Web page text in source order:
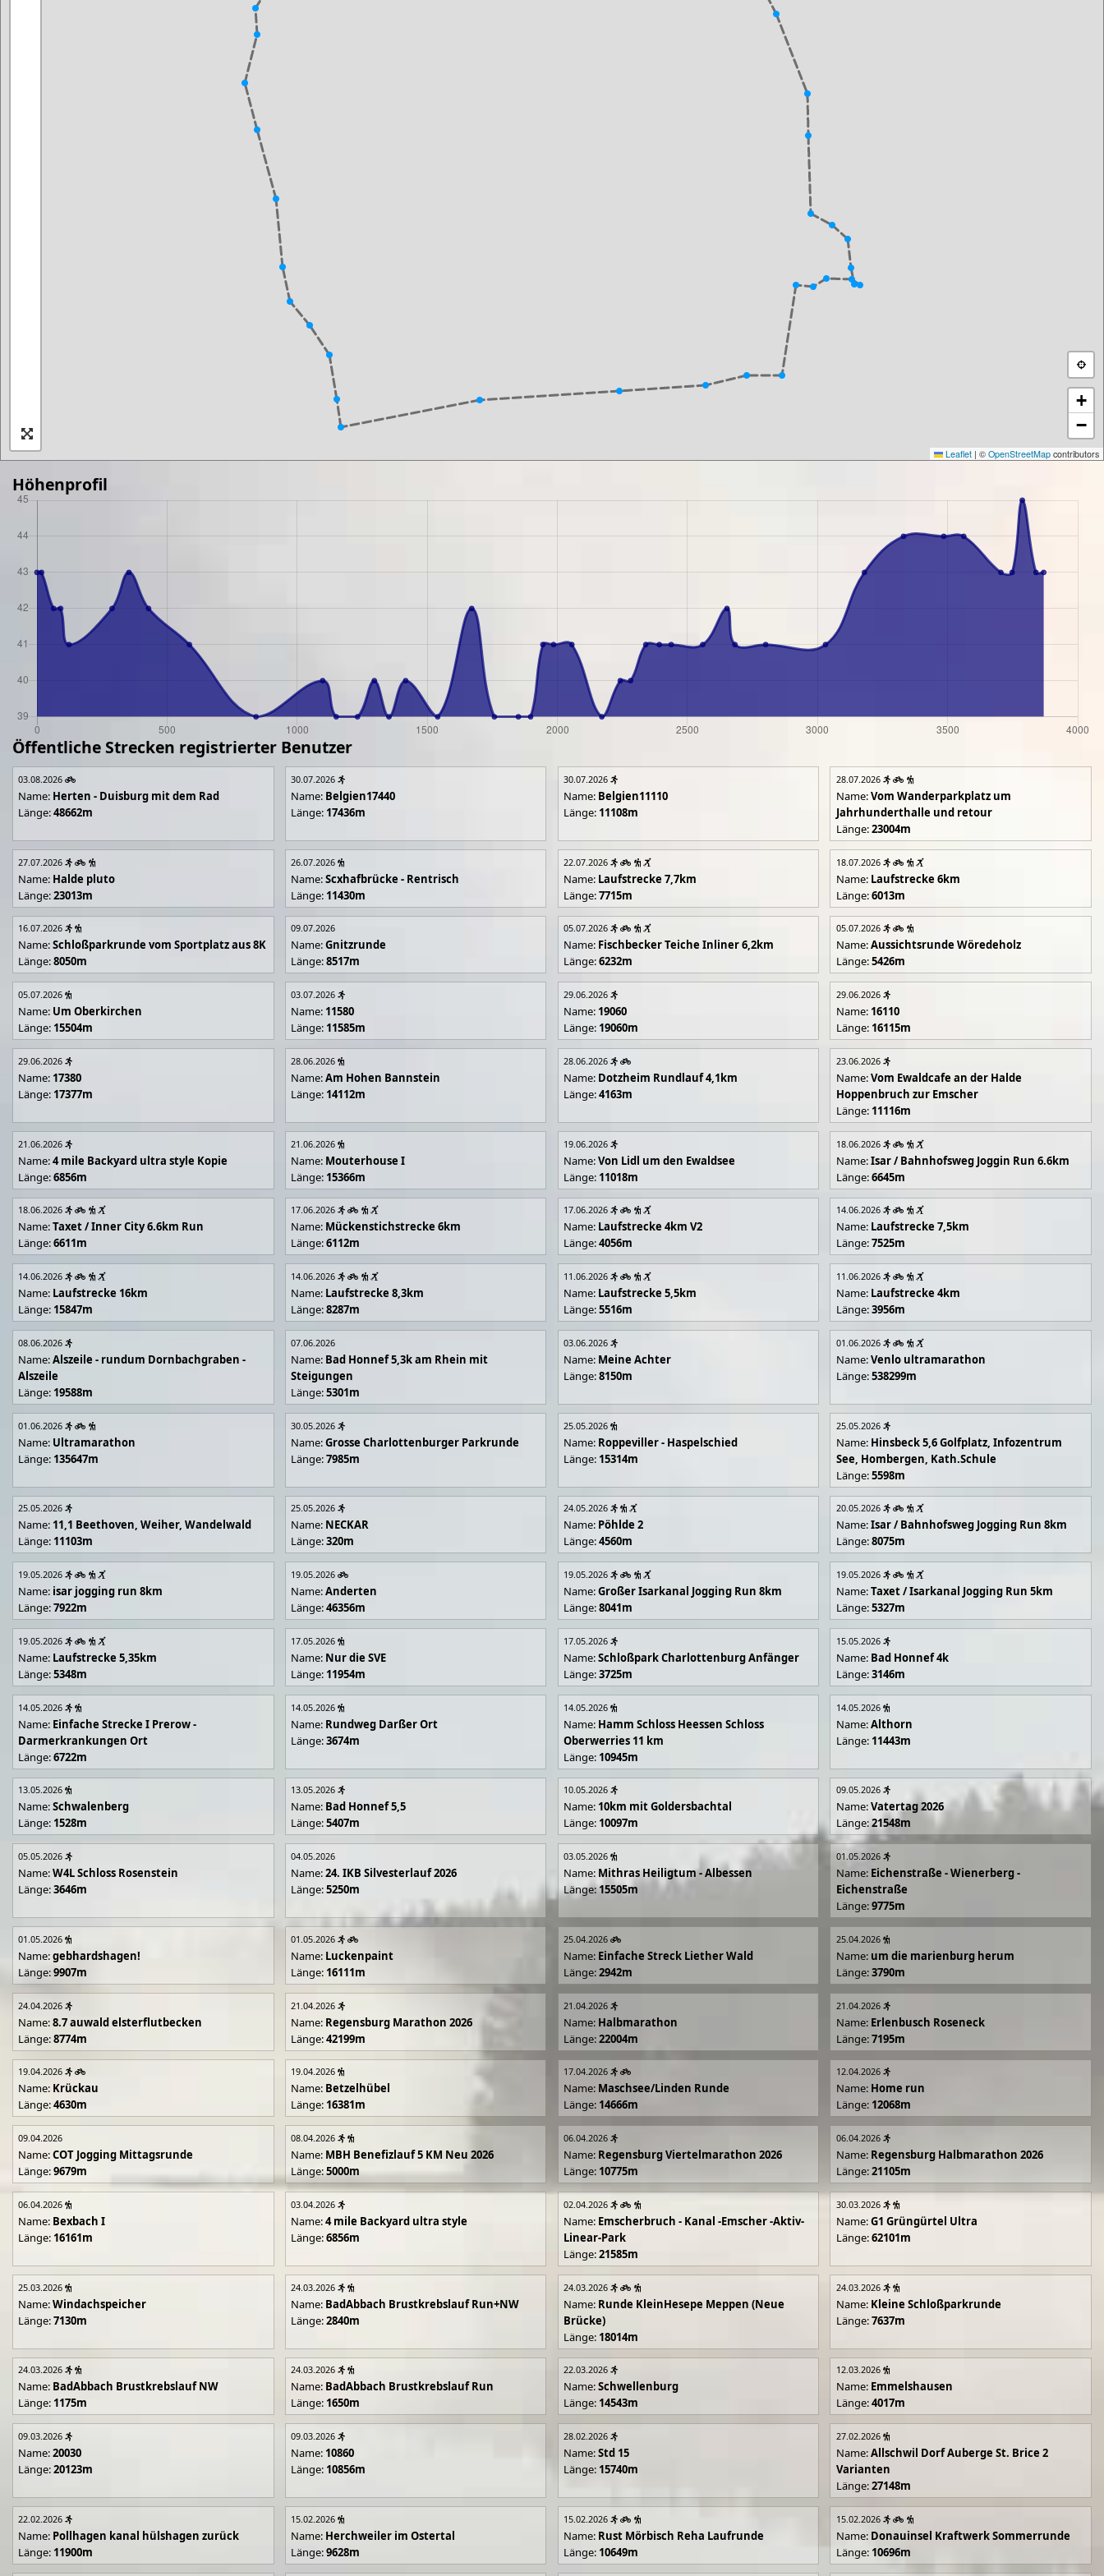
+
−
Leaflet | © OpenStreetMap contributors
Höhenprofil
Öffentliche Strecken registrierter Benutzer
03.08.2026
Name: Herten - Duisburg mit dem Rad
Länge:48662m
30.07.2026
Name: Belgien17440
Länge: 17436m
30.07.2026
Name: Belgien11110
Länge: 11108m
28.07.2026
Name:Vom Wanderparkplatz um
Jahrhunderthalle und retour
Länge:23004m
27.07.2026
Name: Halde pluto
Länge:23013m
26.07.2026
Name:Scxhafbrücke - Rentrisch
Länge: 11430m
22.07.2026
Name: Laufstrecke 7,7km
Länge:7715m
18.07.2026
Name: Laufstrecke 6km
Länge:6013m
16.07.2026
Name:Schloßparkrunde vom Sportplatz aus 8K
Länge:8050m
09.07.2026
Name:Gnitzrunde
Länge:8517m
05.07.2026
Name: Fischbecker Teiche Inliner 6,2km
Länge:6232m
05.07.2026
Name:Aussichtsrunde Wöredeholz
Länge:5426m
05.07.2026
Name: Um Oberkirchen
Länge: 15504m
03.07.2026
Name: 11580
Länge: 11585m
29.06.2026
Name: 19060
Länge: 19060m
29.06.2026
Name: 16110
Länge: 16115m
29.06.2026
Name: 17380
Länge: 17377m
28.06.2026
Name:Am Hohen Bannstein
Länge: 14112m
28.06.2026
Name: Dotzheim Rundlauf 4,1km
Länge:4163m
23.06.2026
Name:Vom Ewaldcafe an der Halde
Hoppenbruch zur Emscher
Länge: 11116m
21.06.2026
Name:4 mile Backyard ultra style Kopie
Länge:6856m
21.06.2026
Name: Mouterhouse I
Länge: 15366m
19.06.2026
Name:Von Lidl um den Ewaldsee
Länge: 11018m
18.06.2026
Name:Isar / Bahnhofsweg Joggin Run 6.6km
Länge:6645m
18.06.2026
Name:Taxet / Inner City 6.6km Run
Länge:6611m
17.06.2026
Name: Mückenstichstrecke 6km
Länge:6112m
17.06.2026
Name: Laufstrecke 4km V2
Länge:4056m
14.06.2026
Name: Laufstrecke 7,5km
Länge:7525m
14.06.2026
Name: Laufstrecke 16km
Länge: 15847m
14.06.2026
Name: Laufstrecke 8,3km
Länge:8287m
11.06.2026
Name: Laufstrecke 5,5km
Länge:5516m
11.06.2026
Name: Laufstrecke 4km
Länge:3956m
08.06.2026
Name:Alszeile - rundum Dornbachgraben -
Alszeile
Länge: 19588m
07.06.2026
Name: Bad Honnef 5,3k am Rhein mit
Steigungen
Länge:5301m
03.06.2026
Name: Meine Achter
Länge:8150m
01.06.2026
Name:Venlo ultramarathon
Länge:538299m
01.06.2026
Name: Ultramarathon
Länge: 135647m
30.05.2026
Name:Grosse Charlottenburger Parkrunde
Länge:7985m
25.05.2026
Name: Roppeviller - Haspelschied
Länge: 15314m
25.05.2026
Name: Hinsbeck 5,6 Golfplatz, Infozentrum
See, Hombergen, Kath.Schule
Länge:5598m
25.05.2026
Name: 11,1 Beethoven, Weiher, Wandelwald
Länge: 11103m
25.05.2026
Name: NECKAR
Länge:320m
24.05.2026
Name: Pöhlde 2
Länge:4560m
20.05.2026
Name:Isar / Bahnhofsweg Jogging Run 8km
Länge:8075m
19.05.2026
Name: isar jogging run 8km
Länge:7922m
19.05.2026
Name:Anderten
Länge:46356m
19.05.2026
Name:Großer Isarkanal Jogging Run 8km
Länge:8041m
19.05.2026
Name:Taxet / Isarkanal Jogging Run 5km
Länge:5327m
19.05.2026
Name: Laufstrecke 5,35km
Länge:5348m
17.05.2026
Name: Nur die SVE
Länge: 11954m
17.05.2026
Name:Schloßpark Charlottenburg Anfänger
Länge:3725m
15.05.2026
Name: Bad Honnef 4k
Länge:3146m
14.05.2026
Name: Einfache Strecke I Prerow -
Darmerkrankungen Ort
Länge:6722m
14.05.2026
Name: Rundweg Darßer Ort
Länge:3674m
14.05.2026
Name: Hamm Schloss Heessen Schloss
Oberwerries 11 km
Länge: 10945m
14.05.2026
Name:Althorn
Länge: 11443m
13.05.2026
Name:Schwalenberg
Länge: 1528m
13.05.2026
Name: Bad Honnef 5,5
Länge:5407m
10.05.2026
Name: 10km mit Goldersbachtal
Länge: 10097m
09.05.2026
Name:Vatertag 2026
Länge:21548m
05.05.2026
Name:W4L Schloss Rosenstein
Länge:3646m
04.05.2026
Name:24. IKB Silvesterlauf 2026
Länge:5250m
03.05.2026
Name: Mithras Heiligtum - Albessen
Länge:15505m
01.05.2026
Name: Eichenstraße - Wienerberg -
Eichenstraße
Länge:9775m
01.05.2026
Name:gebhardshagen!
Länge:9907m
01.05.2026
Name: Luckenpaint
Länge: 16111m
25.04.2026
Name: Einfache Streck Liether Wald
Länge:2942m
25.04.2026
Name: um die marienburg herum
Länge:3790m
24.04.2026
Name:8.7 auwald elsterflutbecken
Länge:8774m
21.04.2026
Name: Regensburg Marathon 2026
Länge:42199m
21.04.2026
Name: Halbmarathon
Länge:22004m
21.04.2026
Name: Erlenbusch Roseneck
Länge:7195m
19.04.2026
Name: Krückau
Länge:4630m
19.04.2026
Name: Betzelhübel
Länge: 16381m
17.04.2026
Name: Maschsee/Linden Runde
Länge: 14666m
12.04.2026
Name: Home run
Länge: 12068m
09.04.2026
Name:COT Jogging Mittagsrunde
Länge:9679m
08.04.2026
Name: MBH Benefizlauf 5 KM Neu 2026
Länge:5000m
06.04.2026
Name: Regensburg Viertelmarathon 2026
Länge: 10775m
06.04.2026
Name: Regensburg Halbmarathon 2026
Länge:21105m
06.04.2026
Name: Bexbach I
Länge: 16161m
03.04.2026
Name:4 mile Backyard ultra style
Länge:6856m
02.04.2026
Name: Emscherbruch - Kanal -Emscher -Aktiv-
Linear-Park
Länge:21585m
30.03.2026
Name:G1 Grüngürtel Ultra
Länge:62101m
25.03.2026
Name:Windachspeicher
Länge:7130m
24.03.2026
Name: BadAbbach Brustkrebslauf Run+NW
Länge:2840m
24.03.2026
Name: Runde KleinHesepe Meppen (Neue
Brücke)
Länge: 18014m
24.03.2026
Name: Kleine Schloßparkrunde
Länge:7637m
24.03.2026
Name: BadAbbach Brustkrebslauf NW
Länge: 1175m
24.03.2026
Name: BadAbbach Brustkrebslauf Run
Länge: 1650m
22.03.2026
Name:Schwellenburg
Länge: 14543m
12.03.2026
Name: Emmelshausen
Länge:4017m
09.03.2026
Name:20030
Länge:20123m
09.03.2026
Name: 10860
Länge: 10856m
28.02.2026
Name:Std 15
Länge: 15740m
27.02.2026
Name:Allschwil Dorf Auberge St. Brice 2
Varianten
Länge:27148m
22.02.2026
Name: Pollhagen kanal hülshagen zurück
Länge: 11900m
15.02.2026
Name: Herchweiler im Ostertal
Länge:9628m
15.02.2026
Name: Rust Mörbisch Reha Laufrunde
Länge: 10649m
15.02.2026
Name: Donauinsel Kraftwerk Sommerrunde
Länge: 10696m